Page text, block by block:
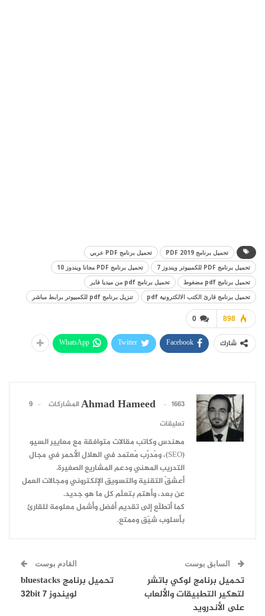
تحميل برنامج PDF 2019
تحميل برنامج PDF عربي
تحميل برنامج PDF للكمبيوتر ويندوز 7
تحميل برنامج PDF مجانا ويندوز 10
تحميل برنامج pdf مضغوط
تحميل برنامج pdf من ميديا فاير
تحميل برنامج قارئ الكتب الالكترونية pdf
تنزيل برنامج pdf للكمبيوتر برابط مباشر
0 898
شارك Facebook
Twitter
WhatsApp
Ahmad Hameed 1663 المشاركات
9
تعليقات
مهندس وكاتب مقالات متوافقة مع معايير السيو
(SEO)، ومُدرِّب مُعتمد في الهلال الأحمر في مجال
التدريب المهني ودعم المشاريع الصغيرة.
أعشقُ التقنية والتسويق الإلكتروني ومجالات العمل
عن بعد، وأهتم بتعلّم كل ما هو جديد.
كما أتطلّع إلى تقديم أفضل وأشمل معلومة للقارئ
بأسلوب شيّق وممتع.
السابق بوست
تحميل برنامج لوكي باتشر
لتهكير التطبيقات والألعاب
على الأندرويد
القادم بوست
تحميل برنامج bluestacks
لويندوز 7 32bit